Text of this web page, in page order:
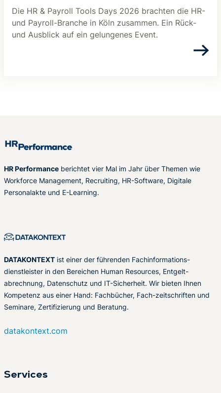
Die HR & Payroll Tools Days 2026 brachten die HR-
und Payroll-Branche in Köln zusammen. Ein Rück-
und Ausblick auf ein gelungenes Event.
HR Performance berichtet vier Mal im Jahr über Themen wie
Workforce Management, Recruiting, HR-Software, Digitale
Personalakte und E-Learning.
DATAKONTEXT ist einer der führenden Fachinformations-
dienstleister in den Bereichen Human Resources, Entgelt-
abrechnung, Datenschutz und IT-Sicherheit. Wir bieten Ihnen
Kompetenz aus einer Hand: Fachbücher, Fach-zeitschriften und
Seminare, Zertifizierung und Beratung.
datakontext.com
Services